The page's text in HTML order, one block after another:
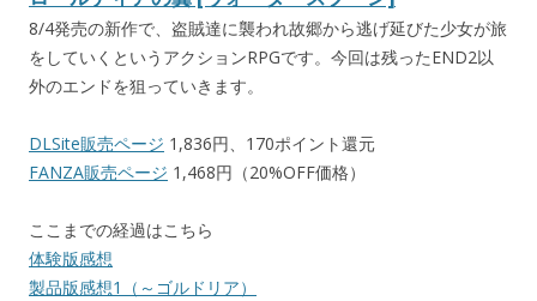
8/4発売の新作で、盗賊達に襲われ故郷から逃げ延びた少女が旅
をしていくというアクションRPGです。今回は残ったEND2以
外のエンドを狙っていきます。
DLSite販売ページ 1,836円、170ポイント還元
FANZA販売ページ 1,468円（20%OFF価格）
ここまでの経過はこちら
体験版感想
製品版感想1（～ゴルドリア）